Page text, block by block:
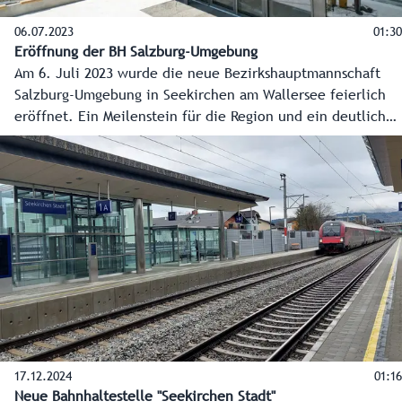
06.07.2023 01:30
Eröffnung der BH Salzburg-Umgebung
Am 6. Juli 2023 wurde die neue Bezirkshauptmannschaft
Salzburg-Umgebung in Seekirchen am Wallersee feierlich
eröffnet. Ein Meilenstein für die Region und ein deutlich
sichtbares Zeichen der Dezentralisierung in der
Verwaltung.
17.12.2024 01:16
Neue Bahnhaltestelle "Seekirchen Stadt"